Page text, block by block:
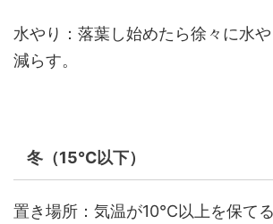
水やり：落葉し始めたら徐々に水
減らす。
冬（15℃以下）
置き場所：気温が10℃以上を保て